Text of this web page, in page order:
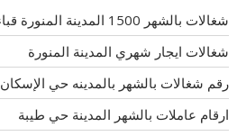
شغالات بالشهر 1500 المدينة المنورة قباء
شغالات ايجار شهري المدينة المنورة
رقم شغالات بالشهر بالمدينه حي الإسكان
ارقام عاملات بالشهر المدينة حي طيبة